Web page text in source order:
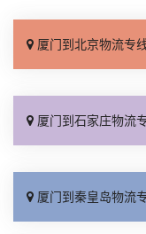
厦门到北京物流专线_直达不中转「送货到门
厦门到石家庄物流专线_准时准点「多少公里
厦门到秦皇岛物流专线_高效运输「运保时效